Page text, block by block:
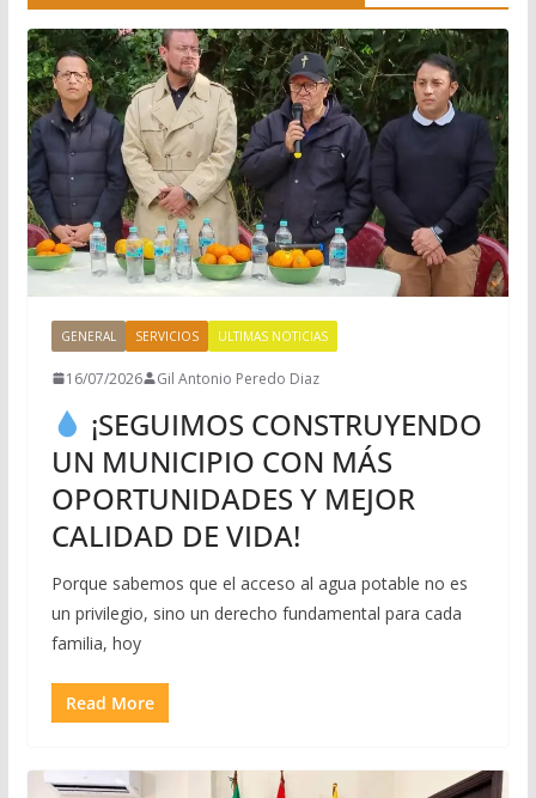
GENERAL SERVICIOS ULTIMAS NOTICIAS
16/07/2026 Gil Antonio Peredo Diaz
¡SEGUIMOS CONSTRUYENDO
UN MUNICIPIO CON MÁS
OPORTUNIDADES Y MEJOR
CALIDAD DE VIDA!
Porque sabemos que el acceso al agua potable no es
un privilegio, sino un derecho fundamental para cada
familia, hoy
Read More